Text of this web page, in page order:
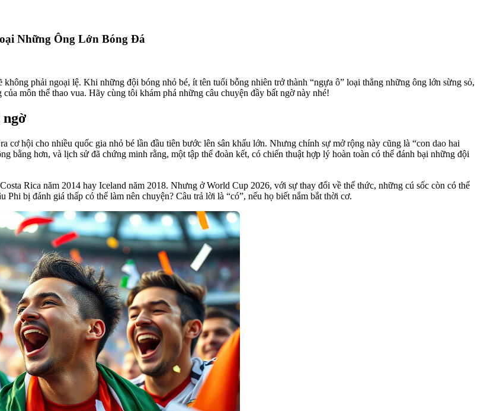
Những Ông Lớn Bóng Đá
phải ngoại lệ. Khi những đội bóng nhỏ bé, ít tên tuổi bỗng nhiên trở thành “ngựa ô” loại thẳng những ông lớn sừng sỏ,
môn thể thao vua. Hãy cùng tôi khám phá những câu chuyện đầy bất ngờ này nhé!
ngờ
hội cho nhiều quốc gia nhỏ bé lần đầu tiên bước lên sân khấu lớn. Nhưng chính sự mở rộng này cũng là “con dao hai
bằng hơn, và lịch sử đã chứng minh rằng, một tập thể đoàn kết, có chiến thuật hợp lý hoàn toàn có thể đánh bại những đội
Rica năm 2014 hay Iceland năm 2018. Nhưng ở World Cup 2026, với sự thay đổi về thể thức, những cú sốc còn có thể
bị đánh giá thấp có thể làm nên chuyện? Câu trả lời là “có”, nếu họ biết nắm bắt thời cơ.